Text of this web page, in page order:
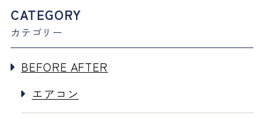
CATEGORY
カテゴリー
BEFORE AFTER
エアコン